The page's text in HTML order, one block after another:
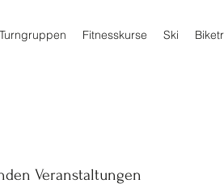
Turngruppen Fitnesskurse Ski
Veranstaltungen